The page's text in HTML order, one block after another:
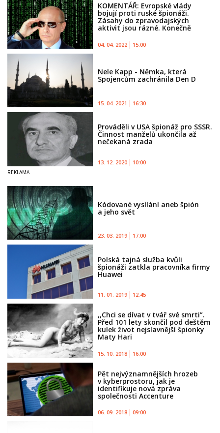
KOMENTÁŘ: Evropské vlády
bojují proti ruské špionáži.
Zásahy do zpravodajských
aktivit jsou rázné. Konečně
04. 04. 2022 15:00
Nele Kapp - Němka, která
Spojencům zachránila Den D
15. 04. 2021 16:30
Prováděli v USA špionáž pro SSSR.
Činnost manželů ukončila až
nečekaná zrada
13. 12. 2020 10:00
Kódované vysílání aneb špión
a jeho svět
23. 03. 2019 17:00
Polská tajná služba kvůli
špionáži zatkla pracovníka firmy
Huawei
11. 01. 2019 12:45
,,Chci se dívat v tvář své smrti”.
Před 101 lety skončil pod deštěm
kulek život nejslavnější špionky
Maty Hari
15. 10. 2018 16:00
Pět nejvýznamnějších hrozeb
v kyberprostoru, jak je
identifikuje nová zpráva
společnosti Accenture
06. 09. 2018 09:00